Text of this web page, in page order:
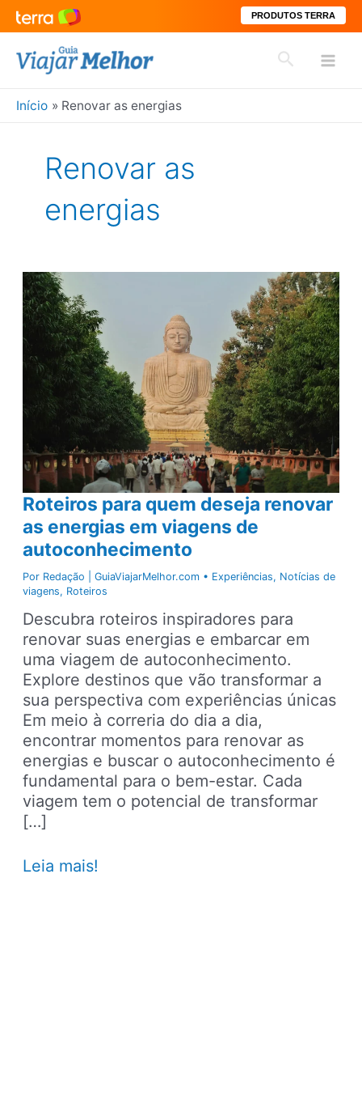
PRODUTOS TERRA
para
conteúdo
Pesquisar
Início Renovar as energias
Renovar as
energias
Roteiros para quem deseja renovar
as energias em viagens de
autoconhecimento
Por Redação | GuiaViajarMelhor.com • Experiências, Notícias de
viagens, Roteiros
Descubra roteiros inspiradores para
renovar suas energias e embarcar em
uma viagem de autoconhecimento.
Explore destinos que vão transformar a
sua perspectiva com experiências únicas
Em meio à correria do dia a dia,
encontrar momentos para renovar as
energias e buscar o autoconhecimento é
fundamental para o bem-estar. Cada
viagem tem o potencial de transformar
[…]
Roteiros
Leia mais!